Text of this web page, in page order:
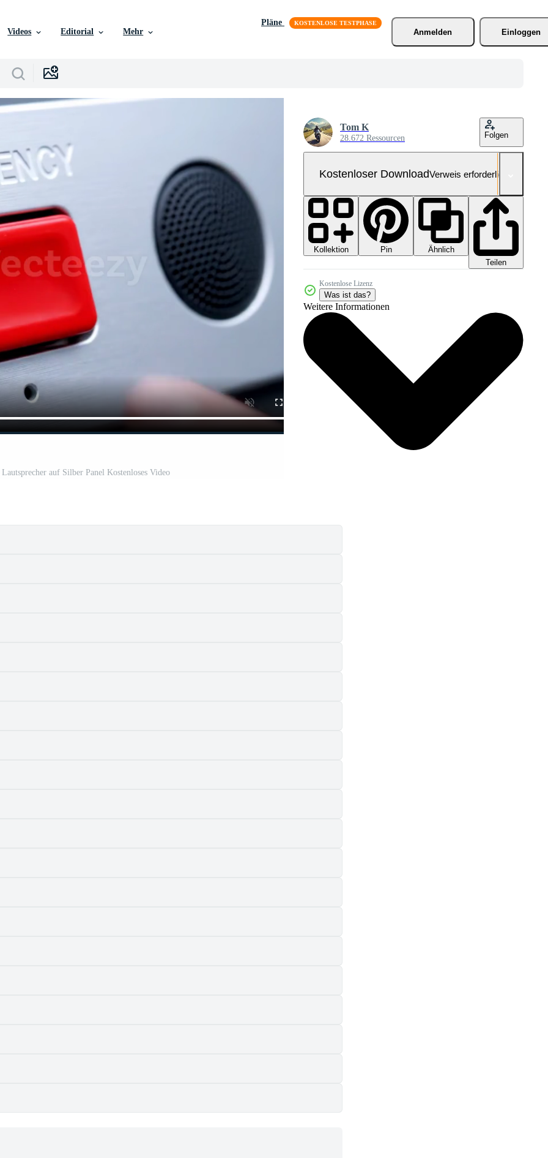
Videos Editorial Mehr
Pläne
Anmelden
Einloggen
auf Silber Panel Kostenloses Video
Tom K
28.672 Ressourcen Folgen
Kostenloser DownloadVerweis erforderlich
Kollektion Pin
Ähnlich
Teilen
Kostenlose Lizenz
Was ist das?
Weitere Informationen